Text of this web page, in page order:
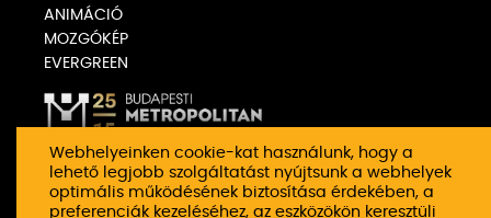
ANIMÁCIÓ
MOZGÓKÉP
EVERGREEN
Webhelyeinken cookie-kat használunk, hogy a
lehető legjobb szolgáltatást nyújtsunk a webhelyek
optimális működésének biztosítása érdekében, a
preferenciák kezeléséhez, az eszközökön keresztüli